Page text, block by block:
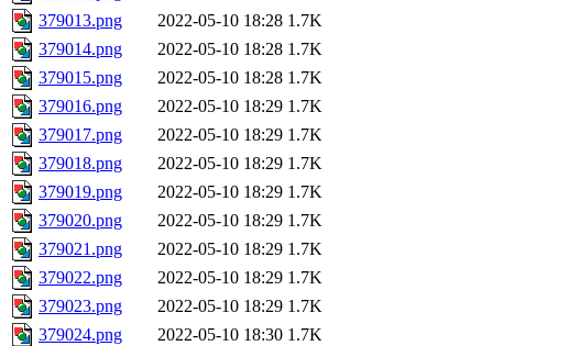
379013.png
2022-05-10 18:28 1.7K
379014.png
2022-05-10 18:28 1.7K
379015.png
2022-05-10 18:28 1.7K
379016.png
2022-05-10 18:29 1.7K
379017.png
2022-05-10 18:29 1.7K
379018.png
2022-05-10 18:29 1.7K
379019.png
2022-05-10 18:29 1.7K
379020.png
2022-05-10 18:29 1.7K
379021.png
2022-05-10 18:29 1.7K
379022.png
2022-05-10 18:29 1.7K
379023.png
2022-05-10 18:29 1.7K
379024.png
2022-05-10 18:30 1.7K